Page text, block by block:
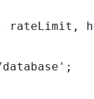
rateLimit,